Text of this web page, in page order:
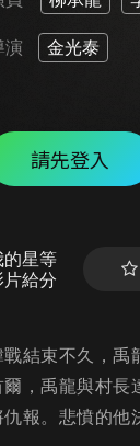
演 金光泰
請先登入
的星等
片給分
戰結束不久，禹
爾，禹龍與村長
仇報。悲憤的他